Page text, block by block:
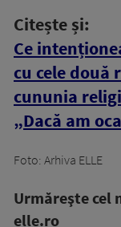
Citește și:
Ce
cu cele două
cununia
„Dacă am
Foto: Arhiva ELLE
Urmăreşte cel
elle.ro